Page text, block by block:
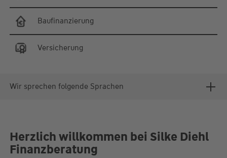
Baufinanzierung
Versicherung
Wir sprechen folgende Sprachen
Herzlich willkommen bei Silke Diehl
Finanzberatung